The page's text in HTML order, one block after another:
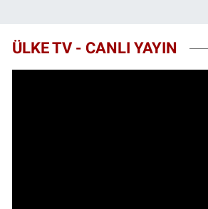
ÜLKE TV - CANLI YAYIN